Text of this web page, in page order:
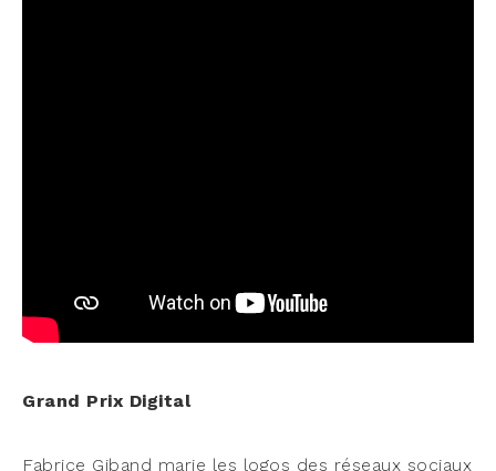
Grand Prix Digital
Fabrice Giband marie les logos des réseaux sociaux